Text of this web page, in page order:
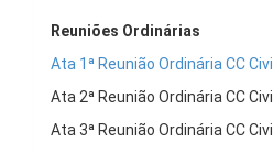
Reuniões Ordinárias
Ata 1ª Reunião Ordinária CC Civil
Ata 2ª Reunião Ordinária CC Civil
Ata 3ª Reunião Ordinária CC Civil